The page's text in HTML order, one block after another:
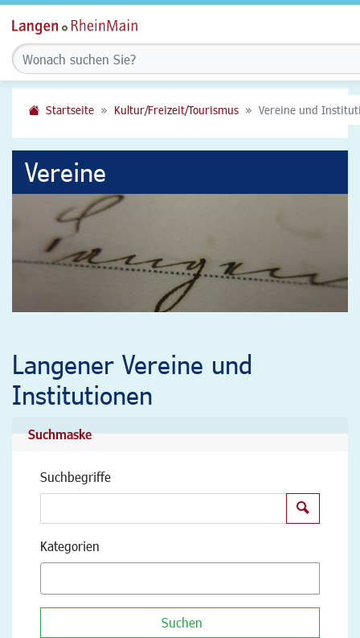
Startseite Kultur/Freizeit/Tourismus Vereine und
Vereine
Langener Vereine und
Institutionen
Suchmaske
Suchbegriffe
Kategorien
Suchen